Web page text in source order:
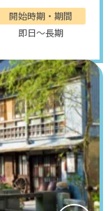
開始時期・期間
即日～長期